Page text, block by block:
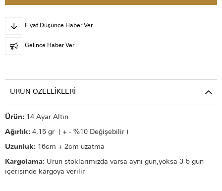
Fiyat Düşünce Haber Ver
Gelince Haber Ver
ÜRÜN ÖZELLIKLERI
Ürün: 14 Ayar Altın
Ağırlık: 4,15 gr ( + - %10 Değişebilir )
Uzunluk: 16cm + 2cm uzatma
Kargolama: Ürün stoklarımızda varsa aynı gün,yoksa 3-5 gün
içerisinde kargoya verilir